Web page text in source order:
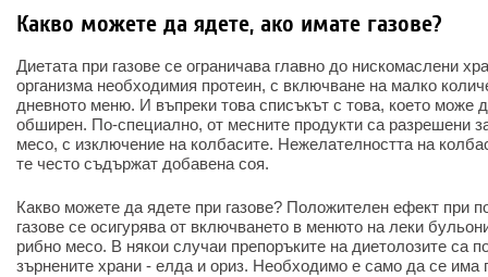
Какво можете да ядете, ако имате газове?
Диетата при газове се ограничава главно до нискомаслени
организма необходимия протеин, с включване на малко
дневното меню. И въпреки това списъкът с това, което може
обширен. По-специално, от месните продукти са разрешени
месо, с изключение на колбасите. Нежелателността на
те често съдържат добавена соя.
Какво можете да ядете при газове? Положителен ефект при
газове се осигурява от включването в менюто на леки
рибно месо. В някои случаи препоръките на диетолозите са
зърнените храни - елда и ориз. Необходимо е само да се има